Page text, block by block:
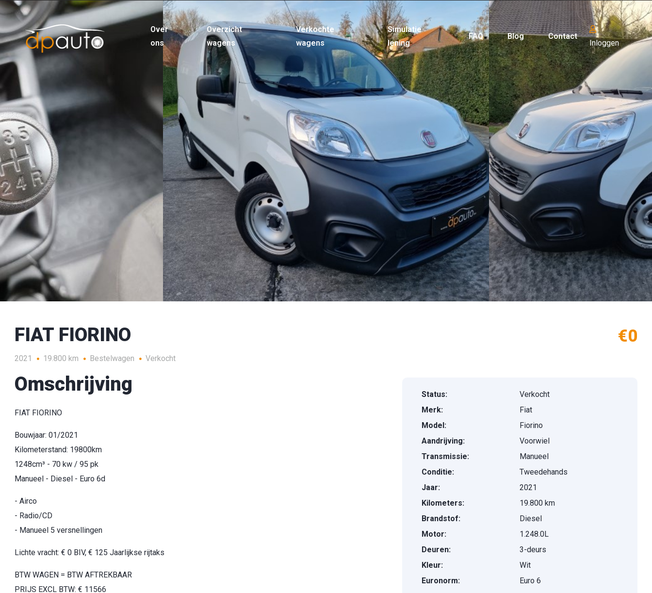
Over
ons
Overzicht
wagens
Verkochte
wagens
Simulatie
lening
FAQ Blog Contact
Inloggen
FIAT FIORINO €0
2021 19.800 km Bestelwagen Verkocht
Omschrijving
FIAT FIORINO
Bouwjaar: 01/2021
Kilometerstand: 19800km
1248cm³ - 70 kw / 95 pk
Manueel - Diesel - Euro 6d
- Airco
- Radio/CD
- Manueel 5 versnellingen
Lichte vracht: € 0 BIV, € 125 Jaarlijkse rijtaks
BTW WAGEN = BTW AFTREKBAAR
PRIJS EXCL BTW: € 11566
Status:
Verkocht
Merk:
Fiat
Model:
Fiorino
Aandrijving:
Voorwiel
Transmissie:
Manueel
Conditie:
Tweedehands
Jaar:
2021
Kilometers:
19.800 km
Brandstof:
Diesel
Motor:
1.248.0L
Deuren:
3-deurs
Kleur:
Wit
Euronorm:
Euro 6